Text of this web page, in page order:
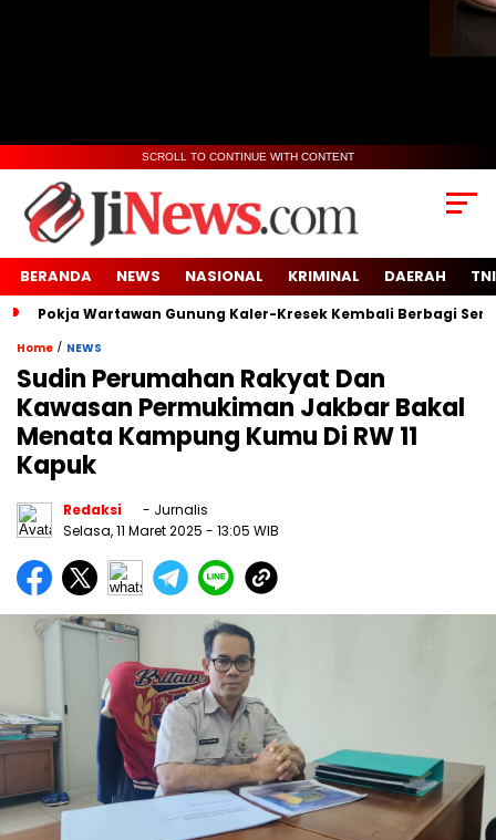
SCROLL TO CONTINUE WITH CONTENT
BERANDA NEWS NASIONAL KRIMINAL DAERAH
Pokja Wartawan Gunung Kaler-Kresek Kembali Berbagi
Home / NEWS
Sudin Perumahan Rakyat Dan
Kawasan Permukiman Jakbar Bakal
Menata Kampung Kumu Di RW 11
Kapuk
Redaksi
- Jurnalis
Selasa, 11 Maret 2025 - 13:05 WIB